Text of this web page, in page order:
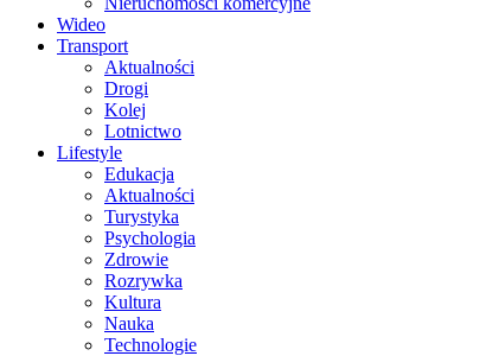
Wideo
Transport
Aktualności
Drogi
Kolej
Lotnictwo
Lifestyle
Edukacja
Aktualności
Turystyka
Psychologia
Zdrowie
Rozrywka
Kultura
Nauka
Technologie